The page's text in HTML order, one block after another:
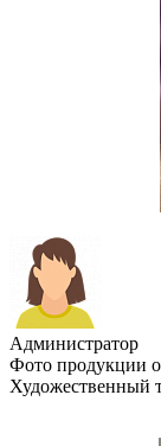
Администратор
Фото продукции
Художественный